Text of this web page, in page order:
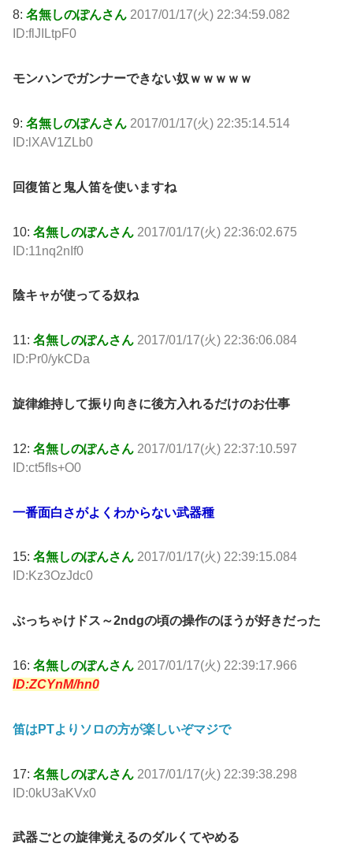
8: 名無しのぽんさん 2017/01/17(火) 22:34:59.082
ID:flJILtpF0
モンハンでガンナーできない奴ｗｗｗｗｗ
9: 名無しのぽんさん 2017/01/17(火) 22:35:14.514
ID:lXAV1ZLb0
回復笛と鬼人笛を使いますね
10: 名無しのぽんさん 2017/01/17(火) 22:36:02.675
ID:11nq2nIf0
陰キャが使ってる奴ね
11: 名無しのぽんさん 2017/01/17(火) 22:36:06.084
ID:Pr0/ykCDa
旋律維持して振り向きに後方入れるだけのお仕事
12: 名無しのぽんさん 2017/01/17(火) 22:37:10.597
ID:ct5fIs+O0
一番面白さがよくわからない武器種
15: 名無しのぽんさん 2017/01/17(火) 22:39:15.084
ID:Kz3OzJdc0
ぶっちゃけドス～2ndgの頃の操作のほうが好きだった
16: 名無しのぽんさん 2017/01/17(火) 22:39:17.966
ID:ZCYnM/hn0
笛はPTよりソロの方が楽しいぞマジで
17: 名無しのぽんさん 2017/01/17(火) 22:39:38.298
ID:0kU3aKVx0
武器ごとの旋律覚えるのダルくてやめる